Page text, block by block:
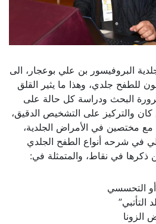
البروفيسور بن علي بوعجار، الى
للطفح جلدي، وهذا ما يثير القلق
البحث ودراسة كل حالة على
والتركيز على التشخيص الدقيق،
مختصين في الأمراض الجلدية،
في شرحه أنواع الطفح الجلدي
ذكرها في نقاط، والمتمثلة في:
أو التحسسي
التأتبي”
الزونا